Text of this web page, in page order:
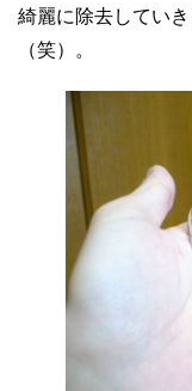
綺麗に除去してい
（笑）。